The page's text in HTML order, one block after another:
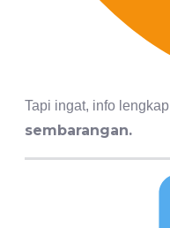
Tapi ingat, info lengkap
sembarangan.